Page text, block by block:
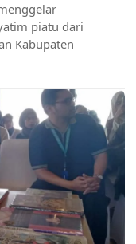
piatu dari
Kabupaten